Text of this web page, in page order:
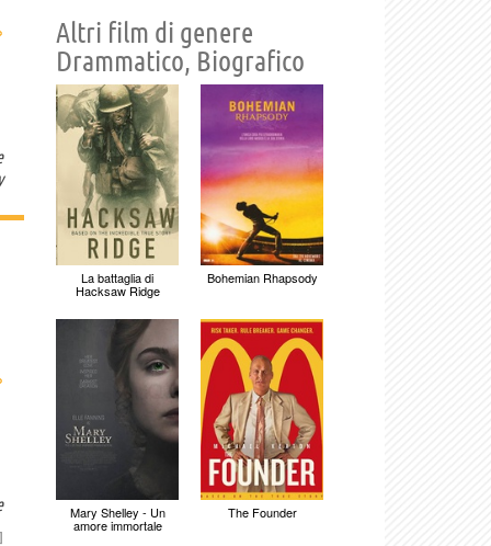
]
Altri film di genere
Drammatico, Biografico
La battaglia di
Hacksaw Ridge
Bohemian Rhapsody
Mary Shelley - Un
amore immortale
The Founder